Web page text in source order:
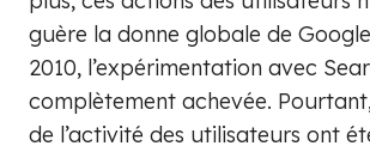
guère la donne globale de
2010, l’expérimentation avec
complètement achevée.
de l’activité des utilisateurs ont